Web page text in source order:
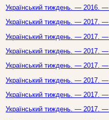
Український тиждень. — 2016.
Український тиждень. — 2017.
Український тиждень. — 2017.
Український тиждень. — 2017.
Український тиждень. — 2017.
Український тиждень. — 2017.
Український тиждень. — 2017.
Український тиждень. — 2017.